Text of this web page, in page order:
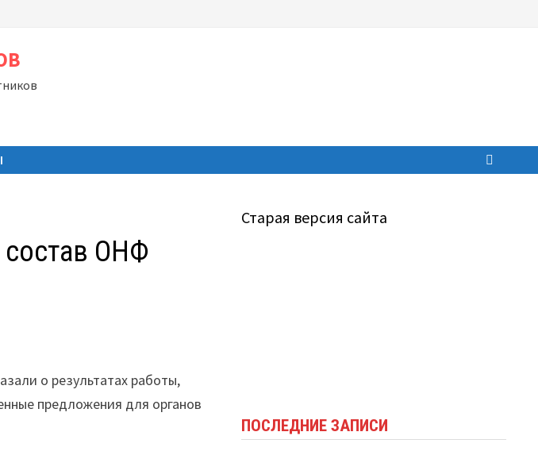
ОНФ
о результатах работы,
предложения для органов
Старая версия сайта
ПОСЛЕДНИЕ ЗАПИСИ